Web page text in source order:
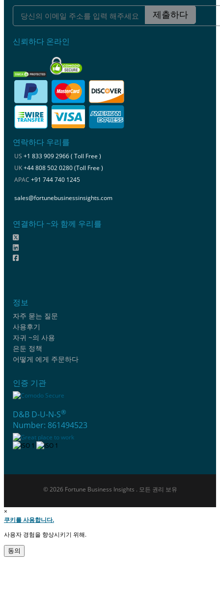
제출하다
신뢰하다 온라인
연락하다 우리를
US +1 833 909 2966 ( Toll Free )
UK+44 808 502 0280 (Toll Free )
APAC +91 744 740 1245
sales@fortunebusinessinsights.com
연결하다 ~와 함께 우리를
정보
자주 묻는 질문
사용후기
자귀 ~의 사용
은둔 정책
어떻게 에게 주문하다
인증 기관
D&B D-U-N-S®
Number: 861494523
© 2026 Fortune Business Insights . 모든 권리 보유
×
쿠키를 사용합니다.
사용자 경험을 향상시키기 위해.
동의